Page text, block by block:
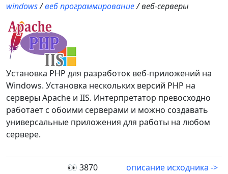
windows/веб программирование/ веб-серверы
Установка PHP для разработок веб-приложений на
Windows. Установка нескольких версий PHP на
серверы Apache и IIS. Интерпретатор превосходно
работает с обоими серверами и можно создавать
универсальные приложения для работы на любом
сервере.
👀 3870 описание исходника ->